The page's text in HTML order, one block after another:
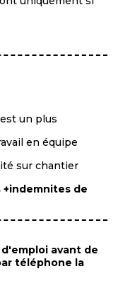
un plus
en équipe
sur chantier
+indemnites de
avant de
téléphone la